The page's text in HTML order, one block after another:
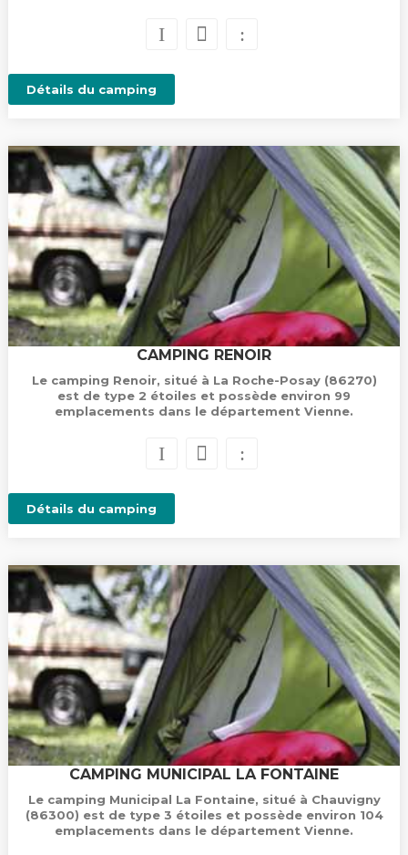
Détails du camping
CAMPING RENOIR
Le camping Renoir, situé à La Roche-Posay (86270)
est de type 2 étoiles et possède environ 99
emplacements dans le département Vienne.
Détails du camping
CAMPING MUNICIPAL LA FONTAINE
Le camping Municipal La Fontaine, situé à Chauvigny
(86300) est de type 3 étoiles et possède environ 104
emplacements dans le département Vienne.